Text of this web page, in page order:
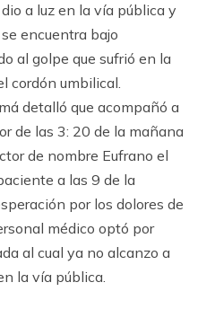
a luz en la vía pública y
encuentra bajo
al golpe que sufrió en la
cordón umbilical.
detalló que acompañó a
de las 3: 20 de la mañana
de nombre Eufrano el
a las 9 de la
por los dolores de
médico optó por
al cual ya no alcanzo a
la vía pública.